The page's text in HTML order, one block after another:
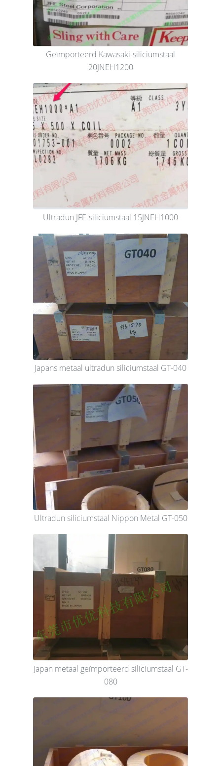
Geïmporteerd Kawasaki-siliciumstaal
20JNEH1200
Ultradun JFE-siliciumstaal 15JNEH1000
Japans metaal ultradun siliciumstaal GT-040
Ultradun siliciumstaal Nippon Metal GT-050
Japan metaal geïmporteerd siliciumstaal GT-
080